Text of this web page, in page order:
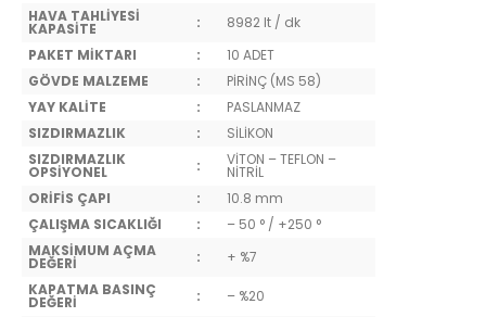
HAVA TAHLİYESİ
KAPASİTE :
8982 lt / dk
PAKET MİKTARI
:
10 ADET
GÖVDE MALZEME
:
PİRİNÇ (MS 58)
YAY KALİTE
:
PASLANMAZ
SIZDIRMAZLIK
:
SİLİKON
SIZDIRMAZLIK
OPSİYONEL : VİTON – TEFLON –
NİTRİL
ORİFİS ÇAPI
:
10.8 mm
ÇALIŞMA SICAKLIĞI
:
– 50 ° / +250 °
MAKSİMUM AÇMA
DEĞERİ :
+ %7
KAPATMA BASINÇ
DEĞERİ :
– %20